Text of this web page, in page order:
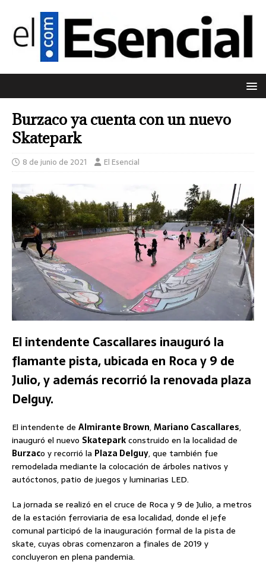
Burzaco ya cuenta con un nuevo
Skatepark
8 de junio de 2021 El Esencial
El intendente Cascallares inauguró la
flamante pista, ubicada en Roca y 9 de
Julio, y además recorrió la renovada plaza
Delguy.
El intendente de Almirante Brown,Mariano Cascallares,
inauguró el nuevo Skateparkconstruido en la localidad de
Burzaco y recorrió la Plaza Delguy, que también fue
remodelada mediante la colocación de árboles nativos y
autóctonos, patio de juegos y luminarias LED.
La jornada se realizó en el cruce de Roca y 9 de Julio, a metros
de la estación ferroviaria de esa localidad, donde el jefe
comunal participó de la inauguración formal de la pista de
skate, cuyas obras comenzaron a finales de 2019 y
concluyeron en plena pandemia.